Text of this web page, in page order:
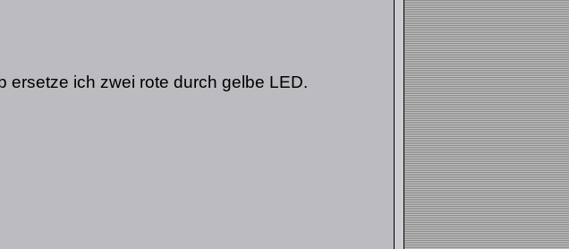
ersetze ich zwei rote durch gelbe LED.